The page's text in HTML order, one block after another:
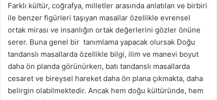
Farklı kültür, coğrafya, milletler arasında anlatılan ve birbiri
ile benzer figürleri taşıyan masallar özellikle evrensel
ortak mirası ve insanlığın ortak değerlerini gözler önüne
serer. Buna genel bir tanımlama yapacak olursak Doğu
tandanslı masallarda özellikle bilgi, ilim ve manevi boyut
daha ön planda görünürken, batı tandanslı masallarda
cesaret ve bireysel hareket daha ön plana çıkmakta, daha
belirgin olabilmektedir. Ancak hem doğu kültüründe, hem